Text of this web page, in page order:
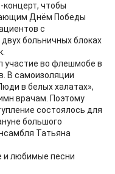
чтобы
Днём Победы
с
больничных блоках
участие во флешмобе в
В самоизоляции
в белых халатах»,
врачам. Поэтому
состоялось для
большого
Татьяна
и любимые песни